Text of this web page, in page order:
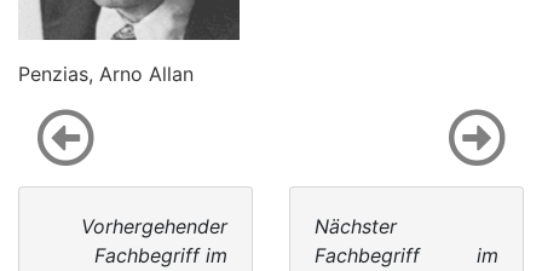
Penzias, Arno Allan
Vorhergehender
Fachbegriff im
Nächster
Fachbegriff im